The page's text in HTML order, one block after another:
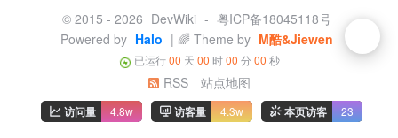
© 2015 - 2026 DevWiki - 粤ICP备18045118号
Powered by Halo | 🌈 Theme by M酷&Jiewen
已运行00 天 00 时00 分 00 秒
RSS 站点地图
访问量 4.8w 访客量 4.3w 本页访客 23